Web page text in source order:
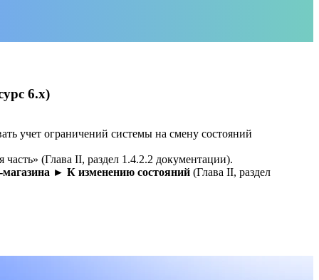
6.х)
учет ограничений системы на смену состояний
(Глава II, раздел 1.4.2.2 документации).
► К изменению состояний (Глава II, раздел